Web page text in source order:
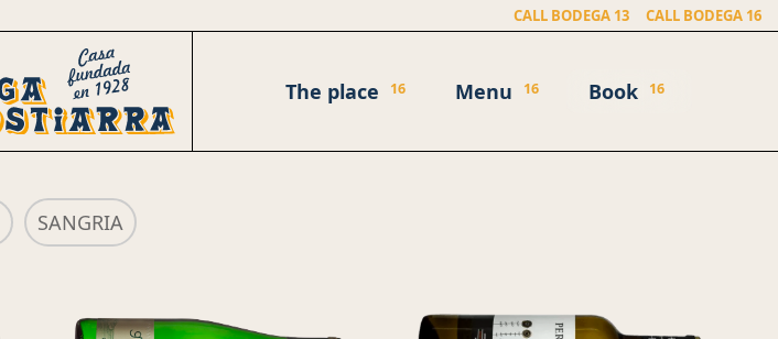
CALL BODEGA 13 CALL BODEGA 16
The place 16 Menu 16 Book 16
SANGRIA